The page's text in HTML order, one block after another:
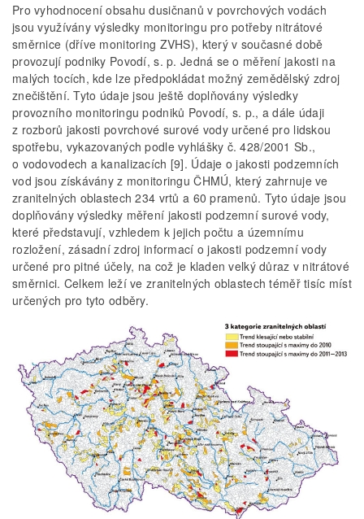
Pro vyhodnocení obsahu dusičnanů v povrchových vodách
jsou využívány výsledky monitoringu pro potřeby nitrátové
směrnice (dříve monitoring ZVHS), který v současné době
provozují podniky Povodí, s. p. Jedná se o měření jakosti na
malých tocích, kde lze předpokládat možný zemědělský zdroj
znečištění. Tyto údaje jsou ještě doplňovány výsledky
provozního monitoringu podniků Povodí, s. p., a dále údaji
z rozborů jakosti povrchové surové vody určené pro lidskou
spotřebu, vykazovaných podle vyhlášky č. 428/2001 Sb.,
o vodovodech a kanalizacích [9]. Údaje o jakosti podzemních
vod jsou získávány z monitoringu ČHMÚ, který zahrnuje ve
zranitelných oblastech 234 vrtů a 60 pramenů. Tyto údaje jsou
doplňovány výsledky měření jakosti podzemní surové vody,
které představují, vzhledem k jejich počtu a územnímu
rozložení, zásadní zdroj informací o jakosti podzemní vody
určené pro pitné účely, na což je kladen velký důraz v nitrátové
směrnici. Celkem leží ve zranitelných oblastech téměř tisíc míst
určených pro tyto odběry.